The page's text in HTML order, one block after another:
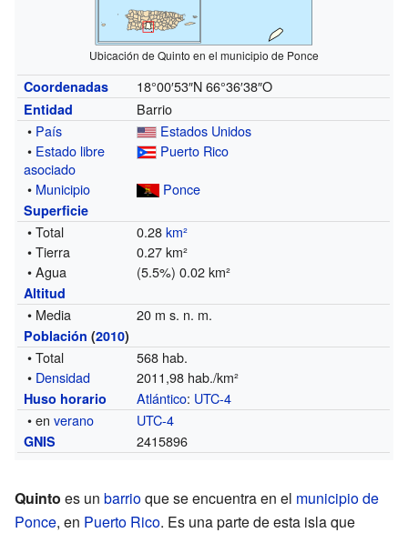
Ubicación de Quinto en el municipio de Ponce
Coordenadas 18°00′53″N 66°36′38″O
Entidad
Barrio
• País
Estados Unidos
• Estado libre
asociado
Puerto Rico
• Municipio Ponce
Superficie
• Total 0.28km²
• Tierra
0.27 km²
• Agua
(5.5%) 0.02 km²
Altitud
• Media 20 m s. n. m.
Población (2010)
• Total
568 hab.
• Densidad 2011,98 hab./km²
Huso horario Atlántico: UTC-4
• enverano UTC-4
GNIS 2415896
Quinto es un barrioque se encuentra en el municipio de
Ponce, en Puerto Rico. Es una parte de esta isla que